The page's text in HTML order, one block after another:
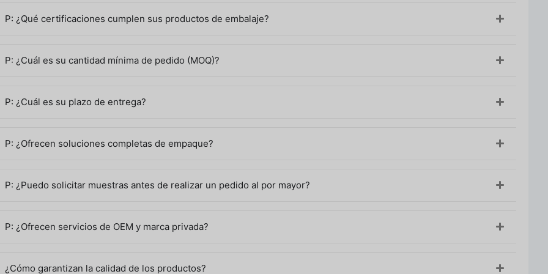
Consulta inicial
sus especificaciones. Se incluyen logotipos personalizados, decoración y accesorios.
P: ¿Qué certificaciones cumplen sus productos de embalaje?
P: ¿Cuál es su cantidad mínima de pedido (MOQ)?
P: ¿Cuál es su plazo de entrega?
P: ¿Ofrecen soluciones completas de empaque?
P: ¿Puedo solicitar muestras antes de realizar un pedido al por mayor?
P: ¿Ofrecen servicios de OEM y marca privada?
¿Cómo garantizan la calidad de los productos?